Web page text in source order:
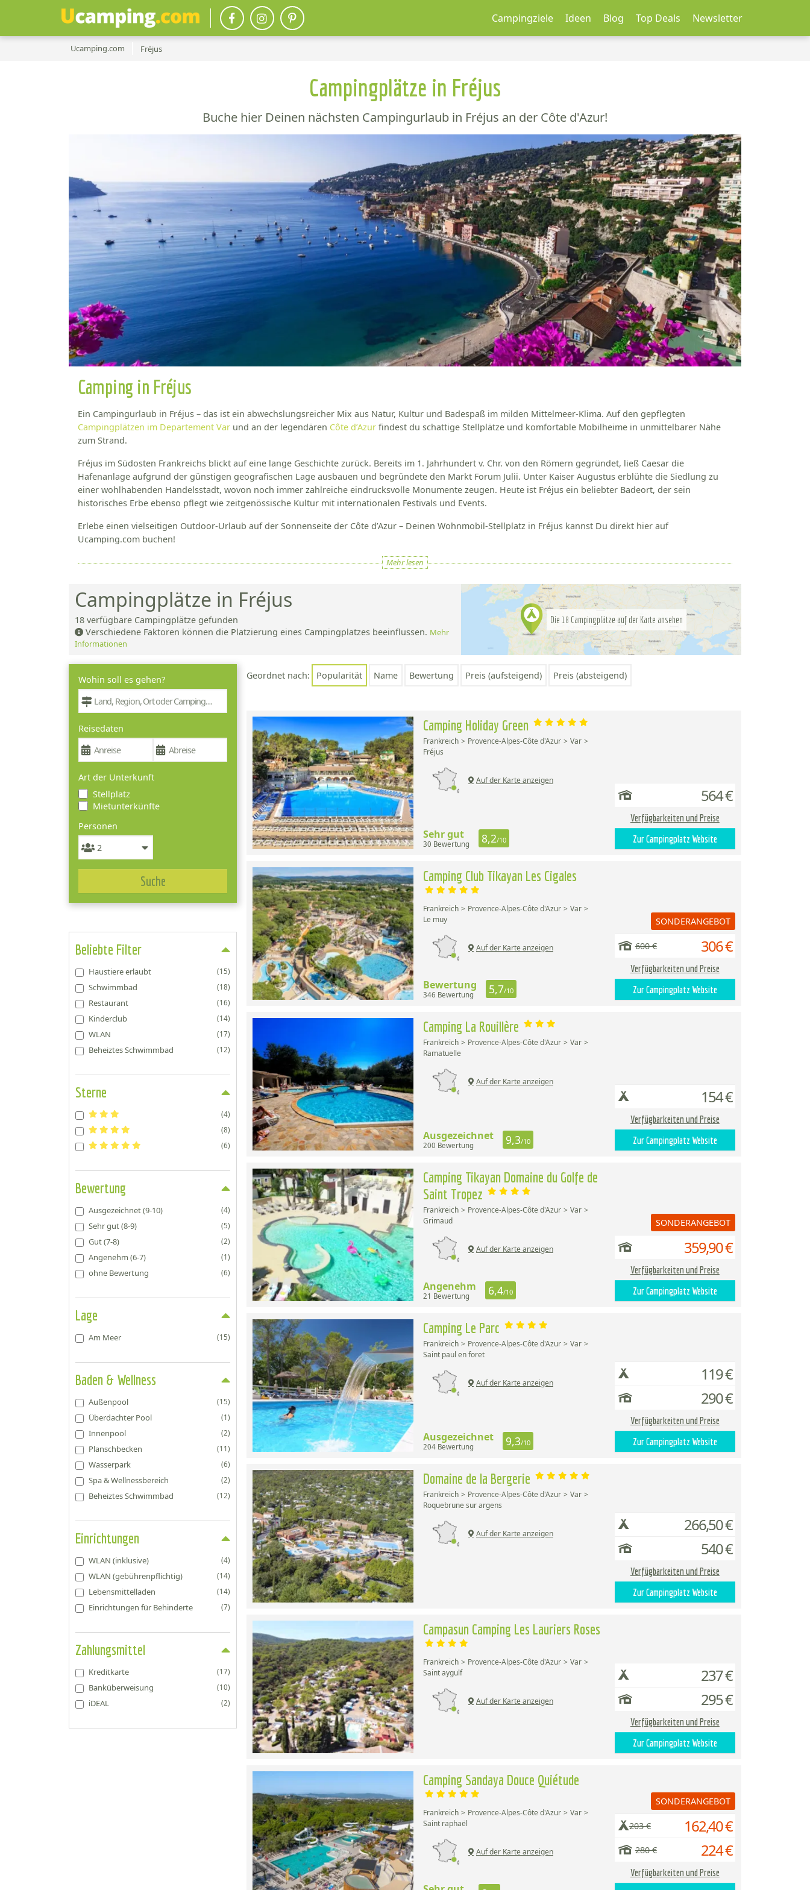
Campingziele Ideen Blog Top Deals Newsletter
Ucamping.com Fréjus
Campingplätze in Fréjus
Buche hier Deinen nächsten Campingurlaub in Fréjus an der Côte d'Azur!
Camping in Fréjus
Ein Campingurlaub in Fréjus – das ist ein abwechslungsreicher Mix aus Natur, Kultur und Badespaß im milden Mittelmeer-Klima. Auf den gepflegten
Campingplätzen im Departement Var und an der legendären Côte d’Azur findest du schattige Stellplätze und komfortable Mobilheime in unmittelbarer Nähe
zum Strand.
Fréjus im Südosten Frankreichs blickt auf eine lange Geschichte zurück. Bereits im 1. Jahrhundert v. Chr. von den Römern gegründet, ließ Caesar die
Hafenanlage aufgrund der günstigen geografischen Lage ausbauen und begründete den Markt Forum Julii. Unter Kaiser Augustus erblühte die Siedlung zu
einer wohlhabenden Handelsstadt, wovon noch immer zahlreiche eindrucksvolle Monumente zeugen. Heute ist Fréjus ein beliebter Badeort, der sein
historisches Erbe ebenso pflegt wie zeitgenössische Kultur mit internationalen Festivals und Events.
Erlebe einen vielseitigen Outdoor-Urlaub auf der Sonnenseite der Côte d’Azur – Deinen Wohnmobil-Stellplatz in Fréjus kannst Du direkt hier auf
Ucamping.com buchen!
Mehr lesen
Campingplätze in Fréjus
18 verfügbare Campingplätze gefunden
Verschiedene Faktoren können die Platzierung eines Campingplatzes beeinflussen. Mehr
Informationen
Die 18 Campingplätze auf der Karte ansehen
Wohin soll es gehen?
Reisedaten
Art der Unterkunft
Stellplatz
Mietunterkünfte
Personen
Suche
Beliebte Filter
Haustiere erlaubt (15)
Schwimmbad (18)
Restaurant (16)
Kinderclub (14)
WLAN (17)
Beheiztes Schwimmbad (12)
Sterne
(4)
(8)
(6)
Bewertung
Ausgezeichnet (9-10) (4)
Sehr gut (8-9) (5)
Gut (7-8) (2)
Angenehm (6-7) (1)
ohne Bewertung (6)
Lage
Am Meer (15)
Baden & Wellness
Außenpool (15)
Überdachter Pool (1)
Innenpool (2)
Planschbecken (11)
Wasserpark (6)
Spa & Wellnessbereich (2)
Beheiztes Schwimmbad (12)
Einrichtungen
WLAN (inklusive) (4)
WLAN (gebührenpflichtig) (14)
Lebensmittelladen (14)
Einrichtungen für Behinderte (7)
Zahlungsmittel
Kreditkarte (17)
Banküberweisung (10)
iDEAL (2)
Geordnet nach: Popularität Name Bewertung Preis (aufsteigend) Preis (absteigend)
Camping Holiday Green
Frankreich Provence-Alpes-Côte d'Azur
Var
Fréjus
Auf der Karte anzeigen
Sehr gut
30 Bewertung 8,2/10
564 €
Verfügbarkeiten und Preise
Zur Campingplatz Website
Camping Club Tikayan Les Cigales
Frankreich Provence-Alpes-Côte d'Azur
Var
Le muy
Auf der Karte anzeigen
Bewertung
346 Bewertung 5,7/10
SONDERANGEBOT
600 € 306 €
Verfügbarkeiten und Preise
Zur Campingplatz Website
Camping La Rouillère
Frankreich Provence-Alpes-Côte d'Azur
Var
Ramatuelle
Auf der Karte anzeigen
Ausgezeichnet
200 Bewertung 9,3/10
154 €
Verfügbarkeiten und Preise
Zur Campingplatz Website
Camping Tikayan Domaine du Golfe de
Saint Tropez
Frankreich Provence-Alpes-Côte d'Azur
Var
Grimaud
Auf der Karte anzeigen
Angenehm
21 Bewertung 6,4/10
SONDERANGEBOT
359,90 €
Verfügbarkeiten und Preise
Zur Campingplatz Website
Camping Le Parc
Frankreich Provence-Alpes-Côte d'Azur
Var
Saint paul en foret
Auf der Karte anzeigen
Ausgezeichnet
204 Bewertung 9,3/10
119 €
290 €
Verfügbarkeiten und Preise
Zur Campingplatz Website
Domaine de la Bergerie
Frankreich Provence-Alpes-Côte d'Azur
Var
Roquebrune sur argens
Auf der Karte anzeigen
266,50 €
540 €
Verfügbarkeiten und Preise
Zur Campingplatz Website
Campasun Camping Les Lauriers Roses
Frankreich Provence-Alpes-Côte d'Azur
Var
Saint aygulf
Auf der Karte anzeigen
237 €
295 €
Verfügbarkeiten und Preise
Zur Campingplatz Website
Camping Sandaya Douce Quiétude
Frankreich Provence-Alpes-Côte d'Azur
Var
Saint raphaël
Auf der Karte anzeigen
SONDERANGEBOT
203 € 162,40 €
280 € 224 €
Verfügbarkeiten und Preise